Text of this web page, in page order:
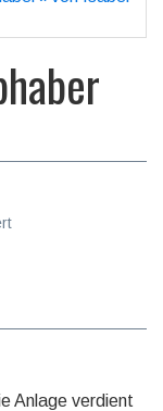
Anlage ver­dient